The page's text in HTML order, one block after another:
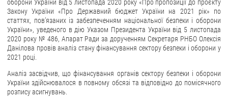
Новини
Drone Deals
Фотогалерея
ЗВЕРНЕННЯ ГРОМАДЯН
оборони України від 5 листопада 2020 року «Про пропозиції до проєкту
Закону України «Про Державний бюджет України на 2021 рік» по
статтях, пов’язаних із забезпеченням національної безпеки і оборони
України», уведеного в дію Указом Президента України від 5 листопада
2020 року № 486, Апарат Ради за дорученням Секретаря РНБО Олексія
Данілова провів аналіз стану фінансування сектору безпеки і оборони у
2021 році.
Аналіз засвідчив, що фінансування органів сектору безпеки і оборони
України здійснювалося в повному обсязі та відповідно до помісячного
розпису асигнувань.